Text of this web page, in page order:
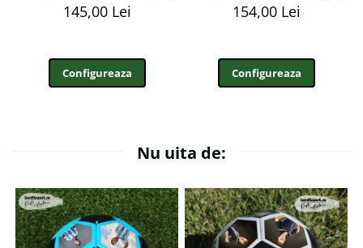
145,00 Lei
Configureaza
154,00 Lei
Configureaza
Nu uita de: